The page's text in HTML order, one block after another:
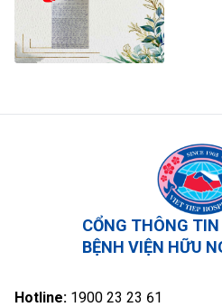
CỔNG THÔNG
BỆNH VIỆN HỮU
Hotline: 1900 23 23 61